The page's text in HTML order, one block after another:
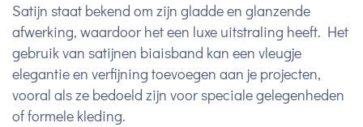
Satijn staat bekend om zijn gladde en glanzende
afwerking, waardoor het een luxe uitstraling heeft. Het
gebruik van satijnen biaisband kan een vleugje
elegantie en verfijning toevoegen aan je projecten,
vooral als ze bedoeld zijn voor speciale gelegenheden
of formele kleding.